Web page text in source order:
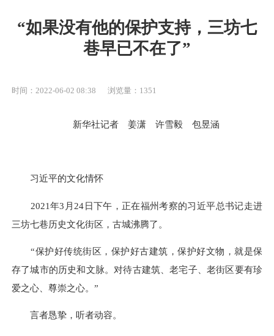
“如果没有他的保护支持，三坊七
巷早已不在了”
时间：2022-06-02 08:38 浏览量：1351
新华社记者 姜潇 许雪毅 包昱涵
习近平的文化情怀
2021年3月24日下午，正在福州考察的习近平总书记走进
三坊七巷历史文化街区，古城沸腾了。
“保护好传统街区，保护好古建筑，保护好文物，就是保
存了城市的历史和文脉。对待古建筑、老宅子、老街区要有珍
爱之心、尊崇之心。”
言者恳挚，听者动容。